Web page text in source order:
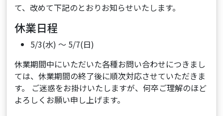
て、改めて下記のとおりお知らせいたします。
休業日程
5/3(水) ～ 5/7(日)
休業期間中にいただいた各種お問い合わせにつきまし
ては、休業期間の終了後に順次対応させていただきま
す。 ご迷惑をお掛けいたしますが、何卒ご理解のほど
よろしくお願い申し上げます。